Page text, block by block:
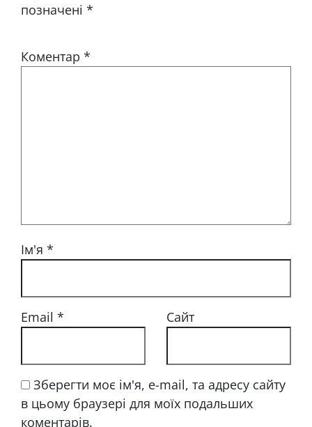
позначені *
Коментар *
Ім'я *
Email * Сайт
Зберегти моє ім'я, e-mail, та адресу сайту
в цьому браузері для моїх подальших
коментарів.